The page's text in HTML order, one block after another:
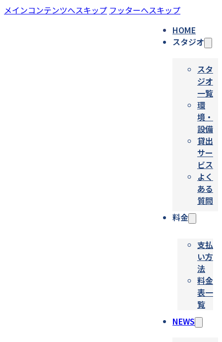
メインコンテンツへスキップ フッターへスキップ
HOME
スタジオ
スタ
ジオ
一覧
環
境・
設備
貸出
サー
ビス
よく
ある
質問
料金
支払
い方
法
料金
表一
覧
NEWS